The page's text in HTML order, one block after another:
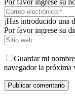
Por favor ingrese su
¡Has introducido una
Por favor ingrese su
Guardar mi
navegador la próxima